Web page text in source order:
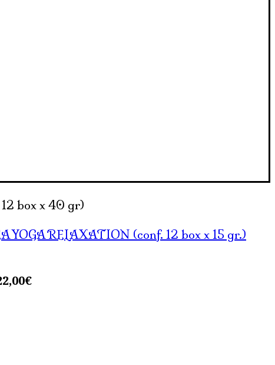
box x 40 gr)
YOGA RELAXATION (conf. 12 box x 15 gr.)
€